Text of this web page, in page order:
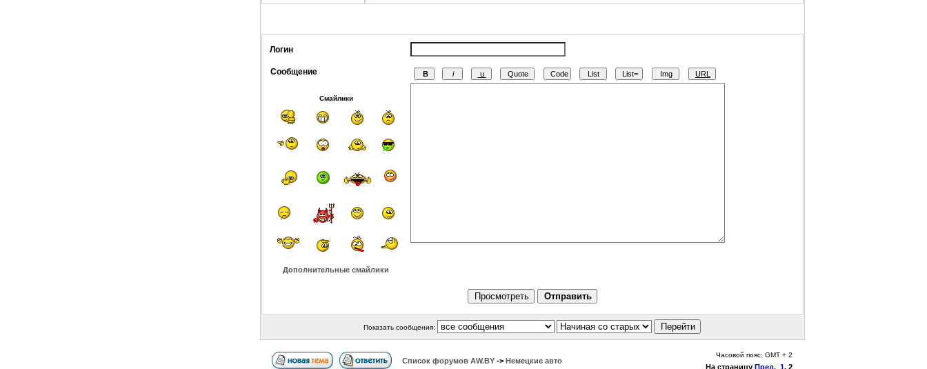
Логин
Сообщение
Смайлики
Дополнительные смайлики
Показать сообщения:
Список форумов АW.BY -> Немецкие авто
Часовой пояс: GMT + 2
На страницу Пред. 1, 2